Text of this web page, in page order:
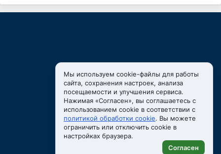
2024 Группа ВК
Мы используем cookie-файлы для работы
сайта, сохранения настроек, анализа
посещаемости и улучшения сервиса.
Нажимая «Согласен», вы соглашаетесь с
использованием cookie в соответствии с
политикой обработки cookie. Вы можете
ограничить или отключить cookie в
настройках браузера.
Согласен